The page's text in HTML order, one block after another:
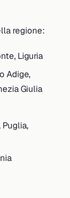
regione:
Liguria
Adige,
Giulia